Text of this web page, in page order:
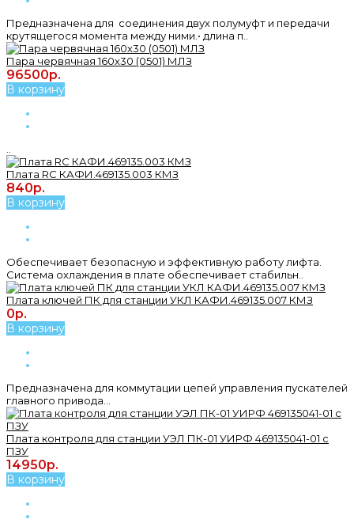
Предназначена для соединения двух полумуфт и передачи
крутящегося момента между ними.• длина п..
Пара червячная 160х30 (0501) МЛЗ
96500р.
В корзину
Плата RC КАФИ.469135.003 КМЗ
840р.
В корзину
Обеспечивает безопасную и эффективную работу лифта.
Система охлаждения в плате обеспечивает стабильн..
Плата ключей ПК для станции УКЛ КАФИ.469135.007 КМЗ
0р.
В корзину
Предназначена для коммутации цепей управления пускателей
главного привода...
Плата контроля для станции УЭЛ ПК-01 УИРФ 469135041-01 с
ПЗУ
14950р.
В корзину